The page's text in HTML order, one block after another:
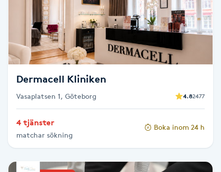
R
Radiofrekvens
Reflexologi
Regndroppsmassage
Dermacell Kliniken
Vasaplatsen 1, Göteborg 4.82477
4 tjänster
matchar sökning
Boka inom 24 h